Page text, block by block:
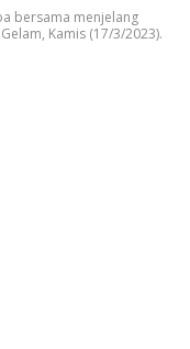
bersama menjelang
Kamis (17/3/2023).